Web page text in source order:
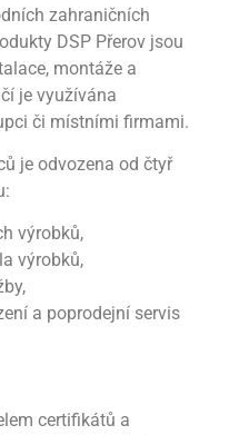
zahraničních
DSP Přerov jsou
montáže a
je využívána
či místními firmami.
je odvozena od čtyř
výrobků,
výrobků,
a poprodejní servis
certifikátů a